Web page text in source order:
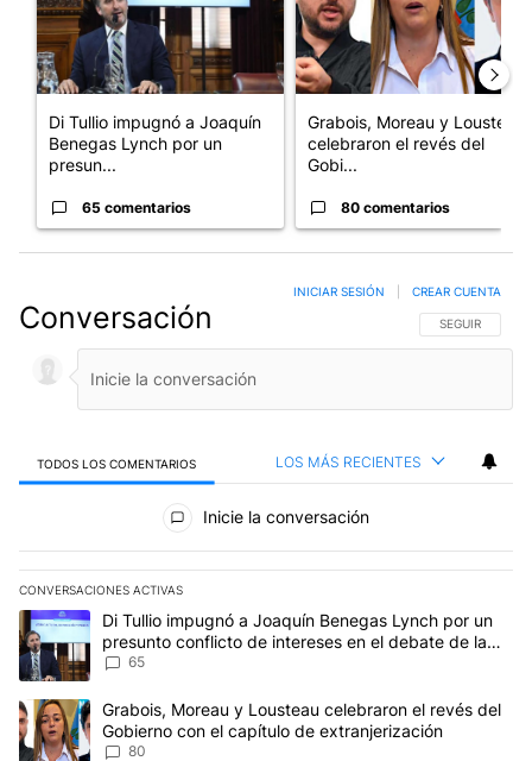
Di Tullio impugnó a Joaquín
Benegas Lynch por un
presun...
65 comentarios
Grabois, Moreau y Lousteau
celebraron el revés del
Gobi...
80 comentarios
Conversación SIGA ESTA
SEGUIR
INICIAR SESIÓN CREAR CUENTA
TODOS LOS COMENTARIOS LOS MÁS RECIENTES
Todos los comentarios
Inicie la conversación
CONVERSACIONES ACTIVAS
Este listado muestra los artículos con más comentarios en los
Un artículo de tendencia con el título "Di Tullio impugnó a
Di Tullio impugnó a Joaquín Benegas Lynch por un
presunto conflicto de intereses en el debate de la
Ley de Tierras
65
Un artículo de tendencia con el título "Grabois, Moreau y
Grabois, Moreau y Lousteau celebraron el revés del
Gobierno con el capítulo de extranjerización
80